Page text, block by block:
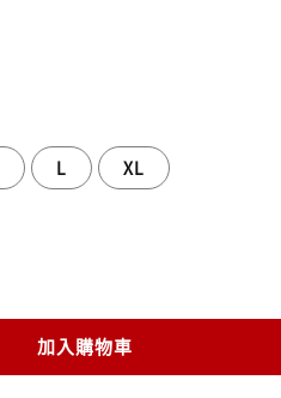
L XL
加入購物車